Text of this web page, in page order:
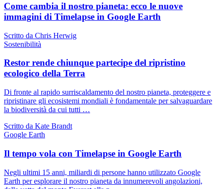
Come cambia il nostro pianeta: ecco le nuove
immagini di Timelapse in Google Earth
Scritto da Chris Herwig
Sostenibilità
Restor rende chiunque partecipe del ripristino
ecologico della Terra
Di fronte al rapido surriscaldamento del nostro pianeta, proteggere e
ripristinare gli ecosistemi mondiali è fondamentale per salvaguardare
la biodiversità da cui tutti …
Scritto da Kate Brandt
Google Earth
Il tempo vola con Timelapse in Google Earth
Negli ultimi 15 anni, miliardi di persone hanno utilizzato Google
Earth per esplorare il nostro pianeta da innumerevoli angolazioni,